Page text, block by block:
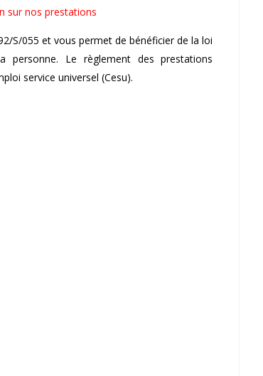
sur nos prestations
S/055 et vous permet de bénéficier de la loi
Le règlement des prestations
service universel (Cesu).